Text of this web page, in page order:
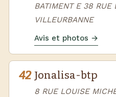
BATIMENT E 38
VILLEURBANNE
Avis et photos →
42 Jonalisa-btp
8 RUE LOUISE